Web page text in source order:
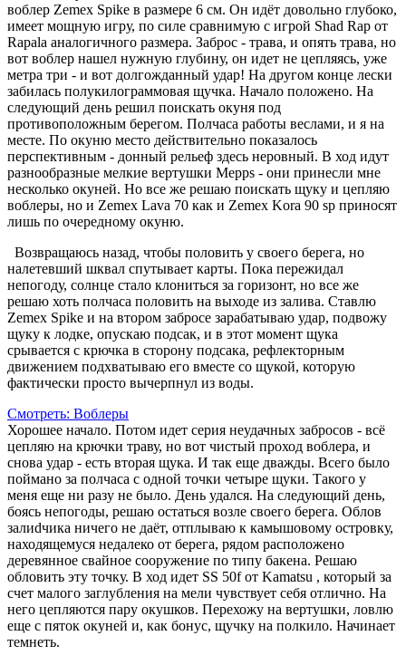
воблер Zemex Spike в размере 6 см. Он идёт довольно глубоко,
имеет мощную игру, по силе сравнимую с игрой Shad Rap от
Rapala аналогичного размера. Заброс - трава, и опять трава, но
вот воблер нашел нужную глубину, он идет не цепляясь, уже
метра три - и вот долгожданный удар! На другом конце лески
забилась полукилограммовая щучка. Начало положено. На
следующий день решил поискать окуня под
противоположным берегом. Полчаса работы веслами, и я на
месте. По окуню место действительно показалось
перспективным - донный рельеф здесь неровный. В ход идут
разнообразные мелкие вертушки Меррs - они принесли мне
несколько окуней. Но все же решаю поискать щуку и цепляю
воблеры, но и Zemex Lava 70 как и Zemex Kora 90 sp приносят
лишь по очередному окуню.
Возвращаюсь назад, чтобы половить у своего берега, но
налетевший шквал спутывает карты. Пока пережидал
непогоду, солнце стало клониться за горизонт, но все же
решаю хоть полчаса половить на выходе из залива. Ставлю
Zemex Spike и на втором забросе зарабатываю удар, подвожу
щуку к лодке, опускаю подсак, и в этот момент щука
срывается с крючка в сторону подсака, рефлекторным
движением подхватываю его вместе со щукой, которую
фактически просто вычерпнул из воды.
Смотреть: Воблеры
Хорошее начало. Потом идет серия неудачных забросов - всё
цепляю на крючки траву, но вот чистый проход воблера, и
снова удар - есть вторая щука. И так еще дважды. Всего было
поймано за полчаса с одной точки четыре щуки. Такого у
меня еще ни разу не было. День удался. На следующий день,
боясь непогоды, решаю остаться возле своего берега. Облов
залиdчика ничего не даёт, отплываю к камышовому островку,
находящемуся недалеко от берега, рядом расположено
деревянное свайное сооружение по типу бакена. Решаю
обловить эту точку. В ход идет SS 50f от Kamatsu , который за
счет малого заглубления на мели чувствует себя отлично. На
него цепляются пару окушков. Перехожу на вертушки, ловлю
еще с пяток окуней и, как бонус, щучку на полкило. Начинает
темнеть.